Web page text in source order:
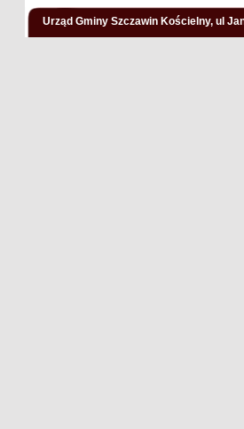
Urząd Gminy Szczawin Kościelny, ul